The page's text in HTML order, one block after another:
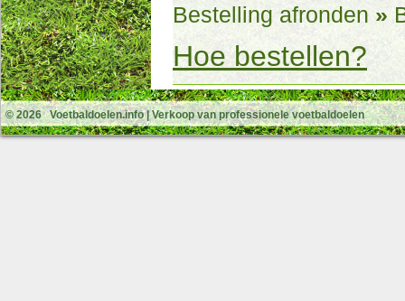
Bestelling afronden »
Hoe bestellen?
© 2026Voetbaldoelen.info| Verkoop van professionele voetbaldoelen